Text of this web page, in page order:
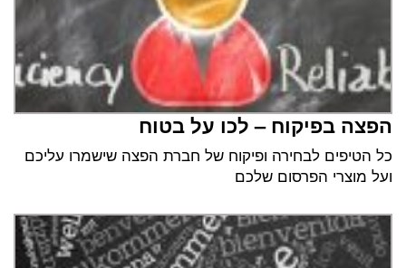
הפצה בפיקוח – לכו על בטוח
כל הטיפים לבחירה ופיקוח של חברת הפצה שישמרו עליכם
ועל מוצרי הפרסום שלכם